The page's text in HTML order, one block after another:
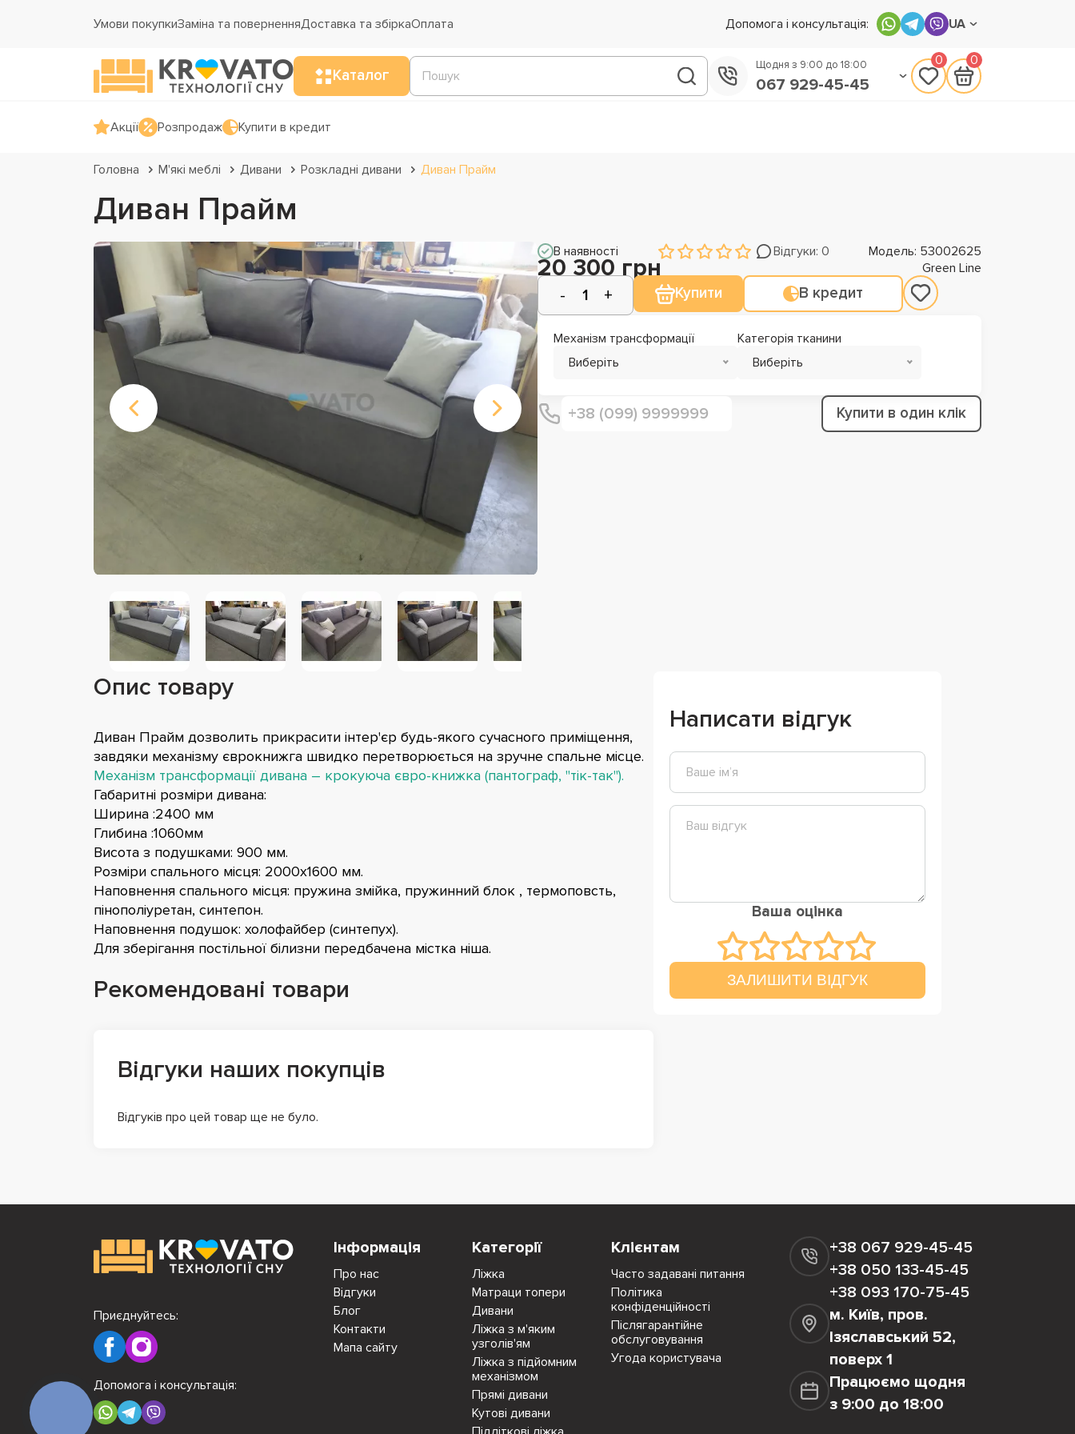
Умови покупкиЗаміна та поверненняДоставка та збіркаОплата Допомога і консультація: UA
Каталог
Щодня з 9:00 до 18:00
067 929-45-45
0 0
Акції Розпродаж Купити в кредит
Головна М'які меблі Дивани Розкладні дивани Диван Прайм
Диван Прайм
В наявності Відгуки: 0 Модель: 53002625
20 300 грн Green Line
Купити В кредит
Механізм трансформації
Виберіть
Категорія тканини
Виберіть
Купити в один клік
Опис товару
Диван Прайм дозволить прикрасити інтер'єр будь-якого сучасного приміщення,
завдяки механізму єврокнижга швидко перетворюється на зручне спальне місце.
Механізм трансформації дивана – крокуюча євро-книжка (пантограф, "тік-так").
Габаритні розміри дивана:
Ширина :2400 мм
Глибина :1060мм
Висота з подушками: 900 мм.
Розміри спального місця: 2000х1600 мм.
Наповнення спального місця: пружина змійка, пружинний блок , термоповсть,
пінополіуретан, синтепон.
Наповнення подушок: холофайбер (синтепух).
Для зберігання постільної білизни передбачена містка ніша.
Рекомендовані товари
Відгуки наших покупців
Відгуків про цей товар ще не було.
Написати відгук
Ваша оцінка
ЗАЛИШИТИ ВІДГУК
Інформація
Про нас
Відгуки
Блог
Контакти
Мапа сайту
Категорії
Ліжка
Матраци топери
Дивани
Ліжка з м'яким
узголів'ям
Ліжка з підйомним
механізмом
Прямі дивани
Кутові дивани
Клієнтам
Часто задавані питання
Політика
конфіденційності
Післягарантійне
обслуговування
Угода користувача
+38 067 929-45-45
+38 050 133-45-45
+38 093 170-75-45
м. Київ, пров.
Ізяславський 52,
поверх 1
Працюємо щодня
з 9:00 до 18:00
Приєднуйтесь:
Допомога і консультація: